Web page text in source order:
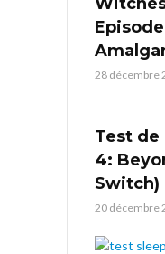
28 décembre
Test
4:
Switch)
20 décembre